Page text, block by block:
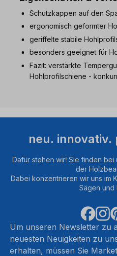
Schutzkappen auf den
ergonomisch geformter
geriffelte stabile
besonders geeignet für
Fazit: verstärkte
Hohlprofilschiene -
neu. innovativ.
Dafür stehen wir! Sie finden
der
Dabei konzentrieren wir uns im
Sägen und
Um unseren Newsletter zu
neuesten Neuigkeiten zu
erhalten, müssen Sie